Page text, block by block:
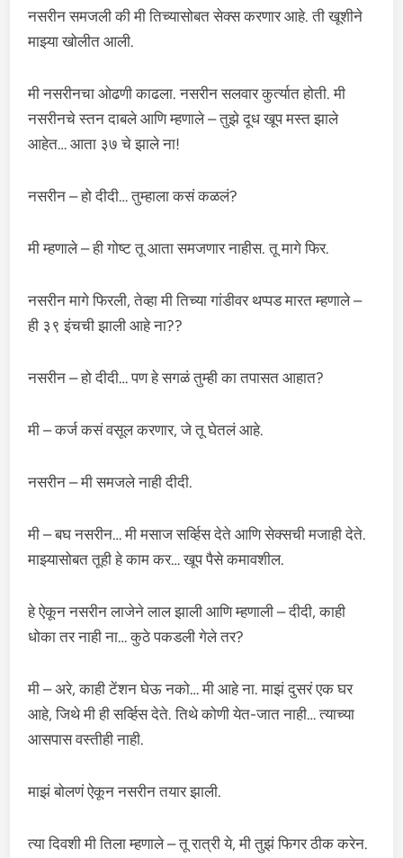
नसरीन समजली की मी तिच्यासोबत सेक्स करणार आहे. ती खूशीने
माझ्या खोलीत आली.
मी नसरीनचा ओढणी काढला. नसरीन सलवार कुर्त्यात होती. मी
नसरीनचे स्तन दाबले आणि म्हणाले – तुझे दूध खूप मस्त झाले
आहेत… आता ३७ चे झाले ना!
नसरीन – हो दीदी… तुम्हाला कसं कळलं?
मी म्हणाले – ही गोष्ट तू आता समजणार नाहीस. तू मागे फिर.
नसरीन मागे फिरली, तेव्हा मी तिच्या गांडीवर थप्पड मारत म्हणाले –
ही ३९ इंचची झाली आहे ना??
नसरीन – हो दीदी… पण हे सगळं तुम्ही का तपासत आहात?
मी – कर्ज कसं वसूल करणार, जे तू घेतलं आहे.
नसरीन – मी समजले नाही दीदी.
मी – बघ नसरीन… मी मसाज सर्व्हिस देते आणि सेक्सची मजाही देते.
माझ्यासोबत तूही हे काम कर… खूप पैसे कमावशील.
हे ऐकून नसरीन लाजेने लाल झाली आणि म्हणाली – दीदी, काही
धोका तर नाही ना… कुठे पकडली गेले तर?
मी – अरे, काही टेंशन घेऊ नको… मी आहे ना. माझं दुसरं एक घर
आहे, जिथे मी ही सर्व्हिस देते. तिथे कोणी येत-जात नाही… त्याच्या
आसपास वस्तीही नाही.
माझं बोलणं ऐकून नसरीन तयार झाली.
त्या दिवशी मी तिला म्हणाले – तू रात्री ये, मी तुझं फिगर ठीक करेन.